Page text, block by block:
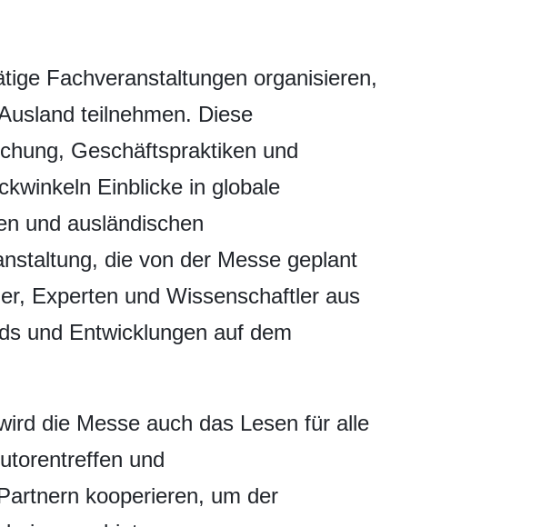
Fachveranstaltungen organisieren,
teilnehmen. Diese
Geschäftspraktiken und
Einblicke in globale
und ausländischen
die von der Messe geplant
Experten und Wissenschaftler aus
und Entwicklungen auf dem
die Messe auch das Lesen für alle
und
kooperieren, um der